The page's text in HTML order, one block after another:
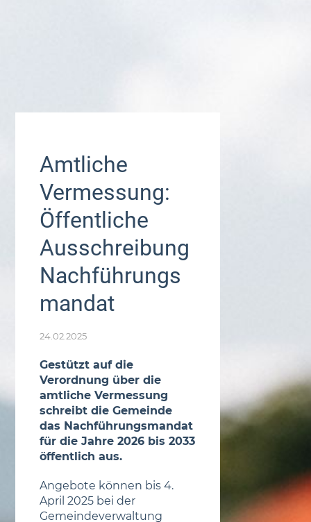
Amtliche
Vermessung:
Öffentliche
Ausschreibung
Nachführungs
mandat
24.02.2025
Gestützt auf die
Verordnung über die
amtliche Vermessung
schreibt die Gemeinde
das Nachführungsmandat
für die Jahre 2026 bis 2033
öffentlich aus.
Angebote können bis 4.
April 2025 bei der
Gemeindeverwaltung